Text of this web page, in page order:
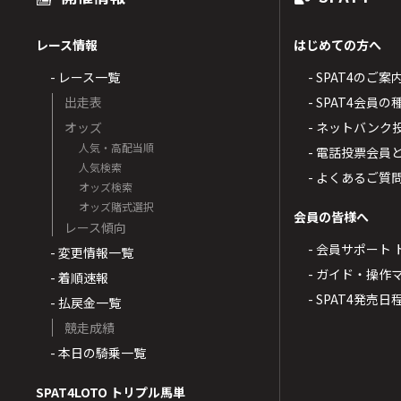
レース情報
- レース一覧
出走表
オッズ
人気・高配当順
人気検索
オッズ検索
オッズ賭式選択
レース傾向
- 変更情報一覧
- 着順速報
- 払戻金一覧
競走成績
- 本日の騎乗一覧
SPAT4LOTO トリプル馬単
はじめての方へ
- SPAT4のご案
- SPAT4会員の
- ネットバンク
- 電話投票会員
- よくあるご質
会員の皆様へ
- 会員サポート
- ガイド・操作
- SPAT4発売日